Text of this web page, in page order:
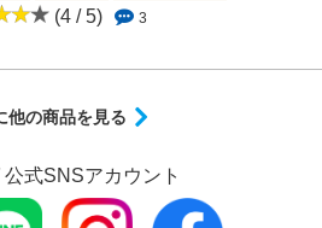
(4 / 5) 3
他の商品を見る
式SNSアカウント